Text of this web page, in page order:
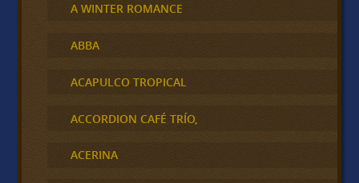
A WINTER ROMANCE
ABBA
ACAPULCO TROPICAL
ACCORDION CAFÉ TRÍO,
ACERINA